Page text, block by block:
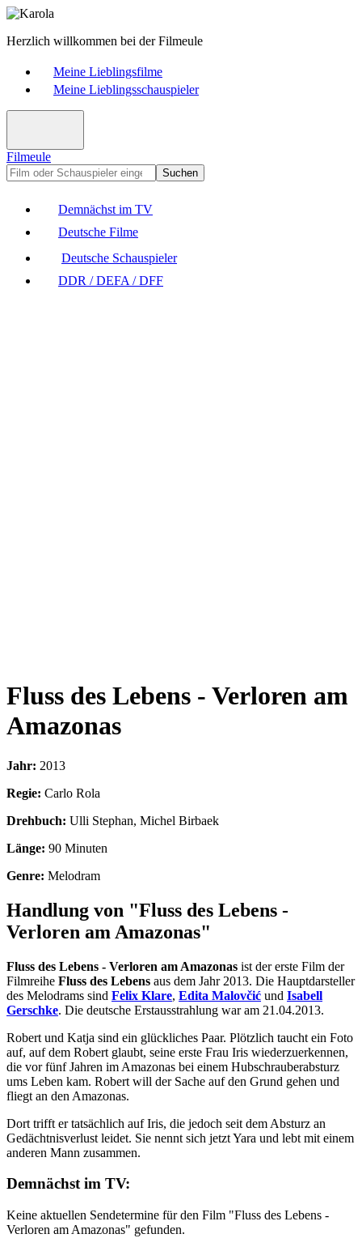
Herzlich willkommen bei der Filmeule
Meine Lieblingsfilme
Meine Lieblingsschauspieler
Filmeule
Suchen
Demnächst im TV
Deutsche Filme
Deutsche Schauspieler
DDR / DEFA / DFF
Fluss des Lebens - Verloren am
Amazonas
Jahr: 2013
Regie: Carlo Rola
Drehbuch: Ulli Stephan, Michel Birbaek
Länge: 90 Minuten
Genre: Melodram
Handlung von "Fluss des Lebens -
Verloren am Amazonas"
Fluss des Lebens - Verloren am Amazonas ist der erste Film der
Filmreihe Fluss des Lebens aus dem Jahr 2013. Die Hauptdarsteller
des Melodrams sind Felix Klare, Edita Malovčić und Isabell
Gerschke. Die deutsche Erstausstrahlung war am 21.04.2013.
Robert und Katja sind ein glückliches Paar. Plötzlich taucht ein Foto
auf, auf dem Robert glaubt, seine erste Frau Iris wiederzuerkennen,
die vor fünf Jahren im Amazonas bei einem Hubschrauberabsturz
ums Leben kam. Robert will der Sache auf den Grund gehen und
fliegt an den Amazonas.
Dort trifft er tatsächlich auf Iris, die jedoch seit dem Absturz an
Gedächtnisverlust leidet. Sie nennt sich jetzt Yara und lebt mit einem
anderen Mann zusammen.
Demnächst im TV:
Keine aktuellen Sendetermine für den Film "Fluss des Lebens -
Verloren am Amazonas" gefunden.